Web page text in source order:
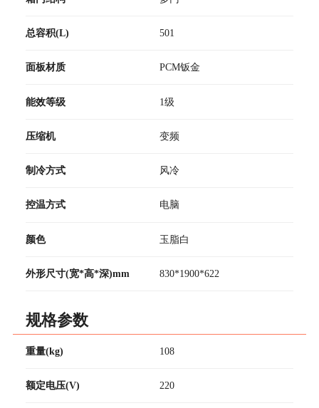
总容积(L) 501
面板材质 PCM钣金
能效等级 1级
压缩机 变频
制冷方式 风冷
控温方式 电脑
颜色 玉脂白
外形尺寸(宽*高*深)mm 830*1900*622
规格参数
重量(kg) 108
额定电压(V) 220